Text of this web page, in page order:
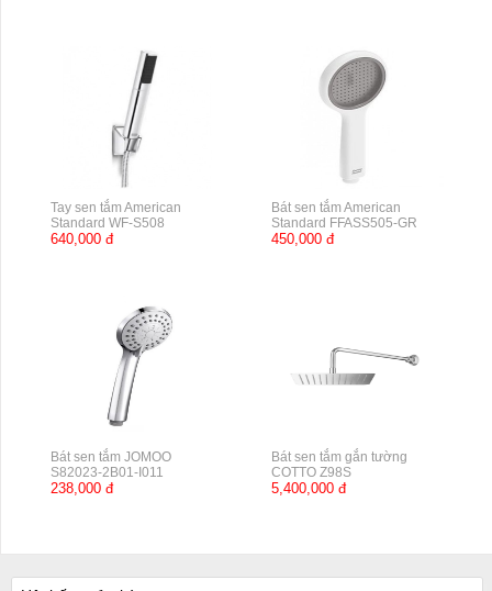
Tay sen tắm American
Standard WF-S508
640,000 đ
Bát sen tắm American
Standard FFASS505-GR
450,000 đ
Bát sen tắm JOMOO
S82023-2B01-I011
238,000 đ
Bát sen tắm gắn tường
COTTO Z98S
5,400,000 đ